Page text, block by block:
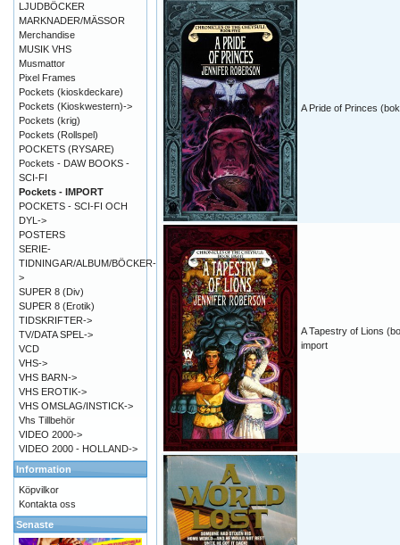
A Pride of Princes
A Tapestry of Lions
import
LJUDBÖCKER
MARKNADER/MÄSSOR
Merchandise
MUSIK VHS
Musmattor
Pixel Frames
Pockets (kioskdeckare)
Pockets (Kioskwestern)->
Pockets (krig)
Pockets (Rollspel)
POCKETS (RYSARE)
Pockets - DAW BOOKS -
SCI-FI
Pockets - IMPORT
POCKETS - SCI-FI OCH
DYL->
POSTERS
SERIE-
TIDNINGAR/ALBUM/BÖCKER-
>
SUPER 8 (Div)
SUPER 8 (Erotik)
TIDSKRIFTER->
TV/DATA SPEL->
VCD
VHS->
VHS BARN->
VHS EROTIK->
VHS OMSLAG/INSTICK->
Vhs Tillbehör
VIDEO 2000->
VIDEO 2000 - HOLLAND->
Information
Köpvilkor
Kontakta oss
Senaste